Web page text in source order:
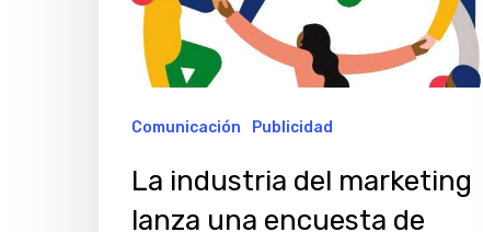
lanza
encuesta
equidad
Comunicación Publicidad
La industria del marketing
lanza una encuesta de